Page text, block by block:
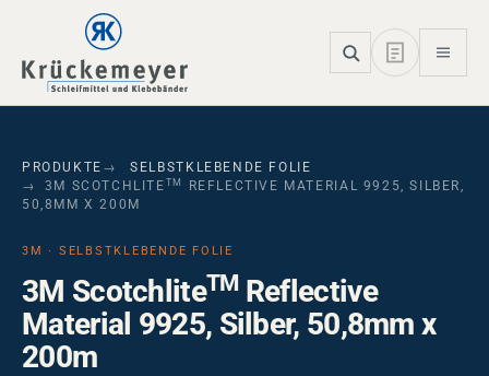
Skip to main navigation
Skip to main content
Skip to page footer
PRODUKTE
SELBSTKLEBENDE FOLIE
3M SCOTCHLITE TM
REFLECTIVE MATERIAL 9925, SILBER,
50,8MM X 200M
3M · SELBSTKLEBENDE FOLIE
3M ScotchliteTMReflective
Material 9925, Silber, 50,8mm x
200m